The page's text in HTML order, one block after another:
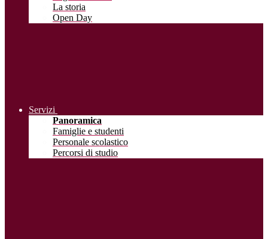
La storia
Open Day
Servizi
Panoramica
Famiglie e studenti
Personale scolastico
Percorsi di studio